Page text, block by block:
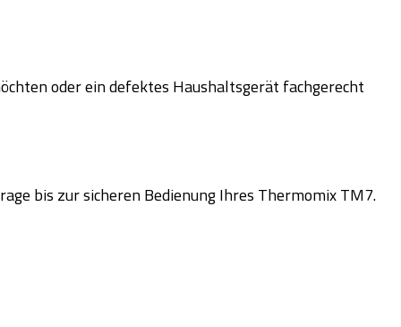
oder ein defektes Haushaltsgerät fachgerecht
bis zur sicheren Bedienung Ihres Thermomix TM7.